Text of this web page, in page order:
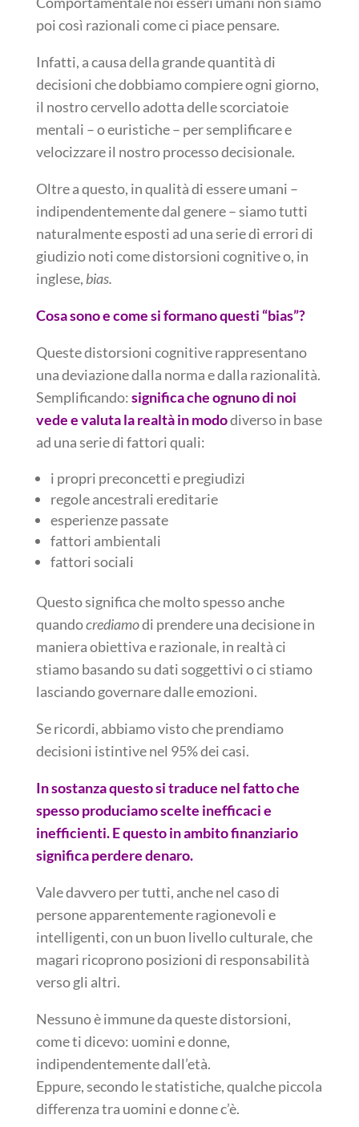
poi così razionali come ci piace pensare.
Infatti, a causa della grande quantità di
decisioni che dobbiamo compiere ogni giorno,
il nostro cervello adotta delle scorciatoie
mentali – o euristiche – per semplificare e
velocizzare il nostro processo decisionale.
Oltre a questo, in qualità di essere umani –
indipendentemente dal genere – siamo tutti
naturalmente esposti ad una serie di errori di
giudizio noti come distorsioni cognitive o, in
inglese, bias.
Cosa sono e come si formano questi “bias”?
Queste distorsioni cognitive rappresentano
una deviazione dalla norma e dalla razionalità.
Semplificando:significa che ognuno di noi
vede e valuta la realtà in mododiverso in base
ad una serie di fattori quali:
i propri preconcetti e pregiudizi
regole ancestrali ereditarie
esperienze passate
fattori ambientali
fattori sociali
Questo significa che molto spesso anche
quandocrediamodi prendere una decisione in
maniera obiettiva e razionale, in realtà ci
stiamo basando su dati soggettivi o ci stiamo
lasciando governare dalle emozioni.
Se ricordi, abbiamo visto che prendiamo
decisioni istintive nel 95% dei casi.
In sostanza questo si traduce nel fatto che
spesso produciamo scelte inefficaci e
inefficienti. E questo in ambito finanziario
significa perdere denaro.
Vale davvero per tutti, anche nel caso di
persone apparentemente ragionevoli e
intelligenti, con un buon livello culturale, che
magari ricoprono posizioni di responsabilità
verso gli altri.
Nessuno è immune da queste distorsioni,
come ti dicevo: uomini e donne,
indipendentemente dall’età.
Eppure, secondo le statistiche, qualche piccola
differenza tra uomini e donne c’è.